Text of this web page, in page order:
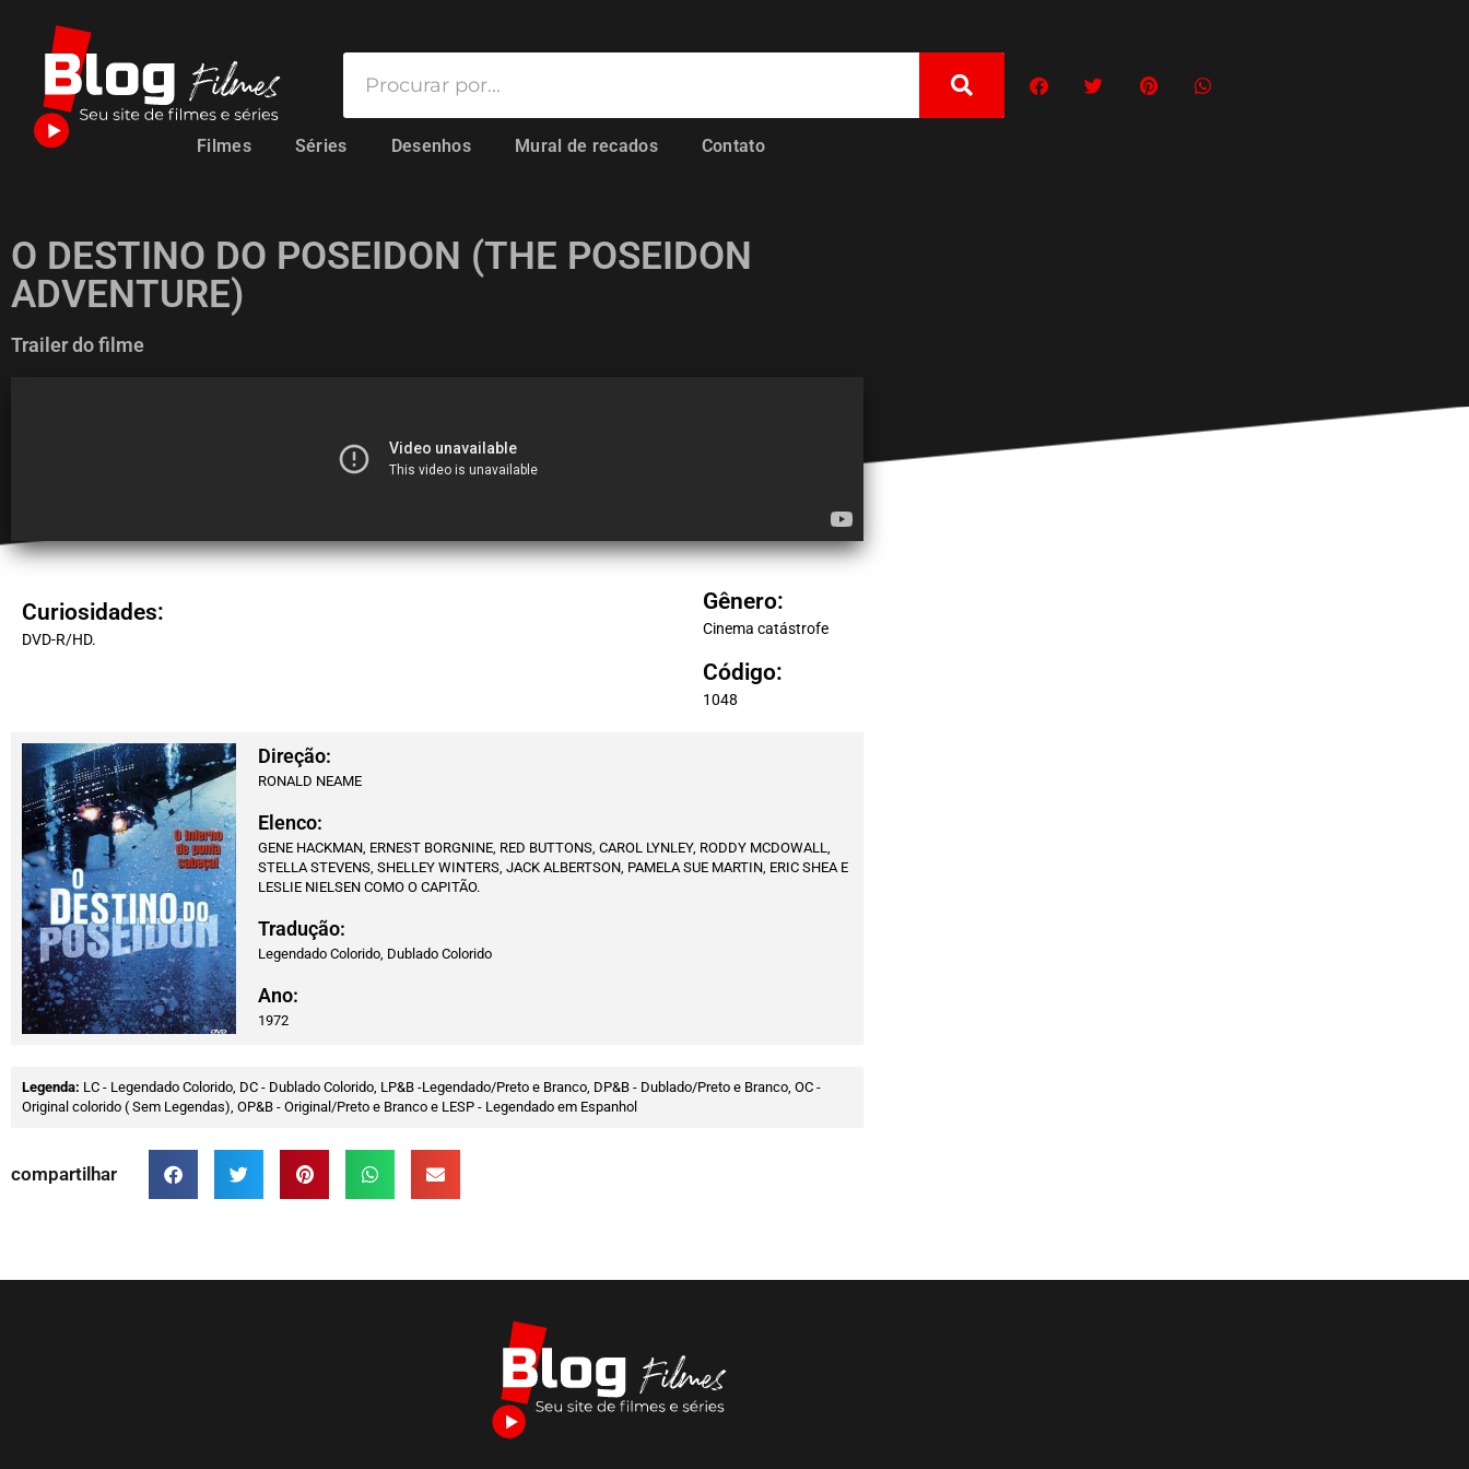
Filmes Séries Desenhos Mural de recados Contato
O DESTINO DO POSEIDON (THE POSEIDON
ADVENTURE)
Trailer do filme
Curiosidades:
DVD-R/HD.
Gênero:
Cinema catástrofe
Código:
1048
Direção:
RONALD NEAME
Elenco:
GENE HACKMAN, ERNEST BORGNINE, RED BUTTONS, CAROL LYNLEY, RODDY MCDOWALL,
STELLA STEVENS, SHELLEY WINTERS, JACK ALBERTSON, PAMELA SUE MARTIN, ERIC SHEA E
LESLIE NIELSEN COMO O CAPITÃO.
Tradução:
Legendado Colorido, Dublado Colorido
Ano:
1972
Legenda: LC - Legendado Colorido, DC - Dublado Colorido, LP&B -Legendado/Preto e Branco, DP&B - Dublado/Preto e Branco, OC -
Original colorido ( Sem Legendas), OP&B - Original/Preto e Branco e LESP - Legendado em Espanhol
compartilhar